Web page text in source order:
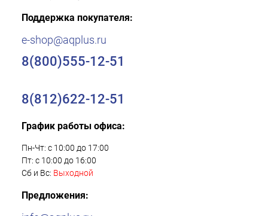
Поддержка покупателя:
e-shop@aqplus.ru
8(800)555-12-51
8(812)622-12-51
График работы офиса:
Пн-Чт: с 10:00 до 17:00
Пт: с 10:00 до 16:00
Сб и Вс: Выходной
Предложения: